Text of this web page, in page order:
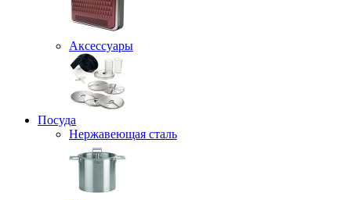
Аксессуары
Посуда
Нержавеющая сталь